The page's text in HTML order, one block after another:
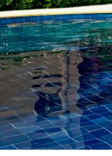
Parcerias Imobiliárias
Anunciar Imóveis